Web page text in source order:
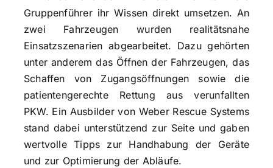
Gruppenführer ihr Wissen direkt umsetzen. An
zwei Fahrzeugen wurden realitätsnahe
Einsatzszenarien abgearbeitet. Dazu gehörten
unter anderem das Öffnen der Fahrzeugen, das
Schaffen von Zugangsöffnungen sowie die
patientengerechte Rettung aus verunfallten
PKW. Ein Ausbilder von Weber Rescue Systems
stand dabei unterstützend zur Seite und gaben
wertvolle Tipps zur Handhabung der Geräte
und zur Optimierung der Abläufe.